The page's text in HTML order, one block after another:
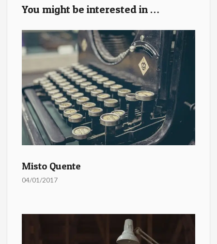
k
You might be interested in …
Misto Quente
04/01/2017